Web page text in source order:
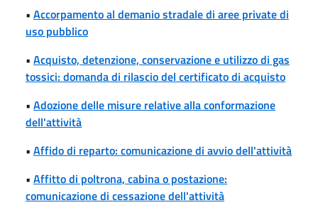
• Accorpamento al demanio stradale di aree private di
uso pubblico
• Acquisto, detenzione, conservazione e utilizzo di gas
tossici: domanda di rilascio del certificato di acquisto
• Adozione delle misure relative alla conformazione
dell'attività
• Affido di reparto: comunicazione di avvio dell'attività
• Affitto di poltrona, cabina o postazione:
comunicazione di cessazione dell'attività